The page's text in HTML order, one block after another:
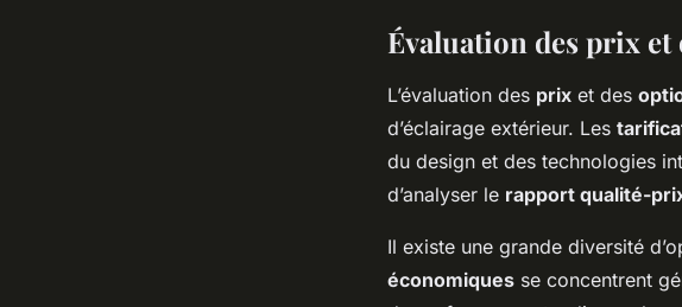
Évaluation des prix
L’évaluation des prix et des
d’éclairage extérieur. Les
du design et des technologies
d’analyser le rapport qualité-
Il existe une grande diversité
économiques se concentrent